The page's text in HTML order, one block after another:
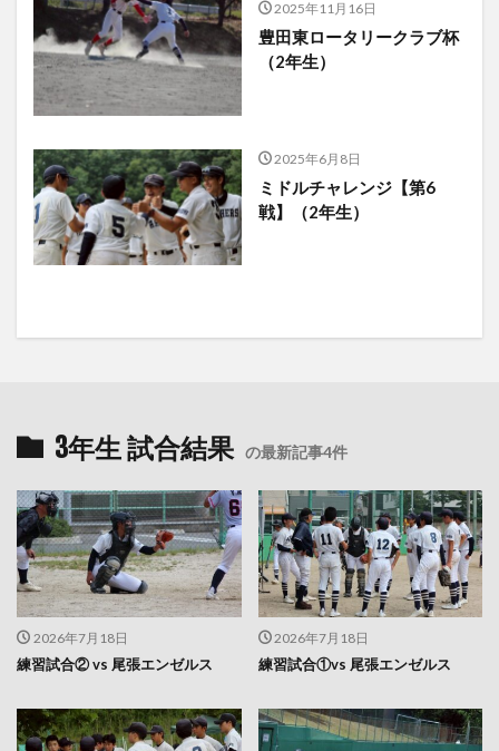
2025年11月16日
豊田東ロータリークラブ杯
（2年生）
2025年6月8日
ミドルチャレンジ【第6
戦】（2年生）
3年生 試合結果 の最新記事4件
2026年7月18日
練習試合② vs 尾張エンゼルス
2026年7月18日
練習試合①vs 尾張エンゼルス